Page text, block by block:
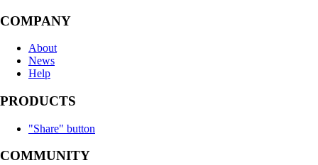
COMPANY
About
News
Help
PRODUCTS
"Share" button
COMMUNITY